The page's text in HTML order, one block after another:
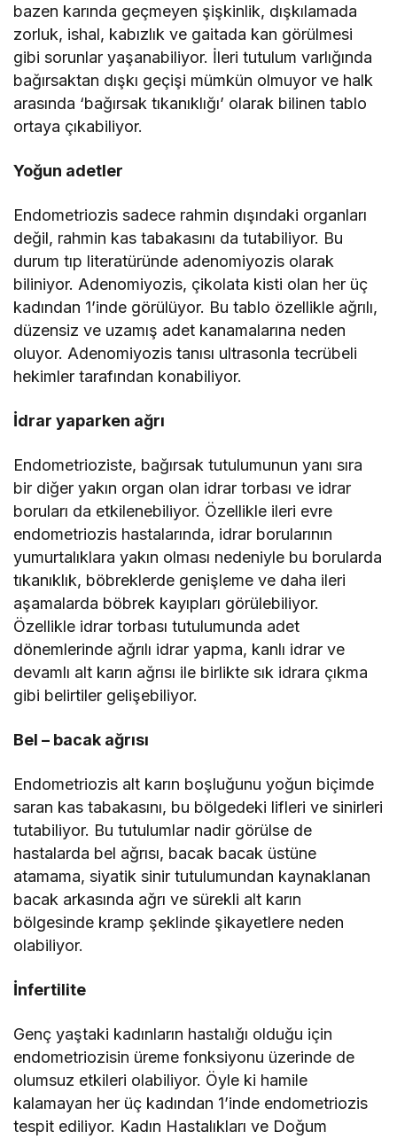
bazen karında geçmeyen şişkinlik, dışkılamada
zorluk, ishal, kabızlık ve gaitada kan görülmesi
gibi sorunlar yaşanabiliyor. İleri tutulum varlığında
bağırsaktan dışkı geçişi mümkün olmuyor ve halk
arasında ‘bağırsak tıkanıklığı’ olarak bilinen tablo
ortaya çıkabiliyor.
Yoğun adetler
Endometriozis sadece rahmin dışındaki organları
değil, rahmin kas tabakasını da tutabiliyor. Bu
durum tıp literatüründe adenomiyozis olarak
biliniyor. Adenomiyozis, çikolata kisti olan her üç
kadından 1’inde görülüyor. Bu tablo özellikle ağrılı,
düzensiz ve uzamış adet kanamalarına neden
oluyor. Adenomiyozis tanısı ultrasonla tecrübeli
hekimler tarafından konabiliyor.
İdrar yaparken ağrı
Endometrioziste, bağırsak tutulumunun yanı sıra
bir diğer yakın organ olan idrar torbası ve idrar
boruları da etkilenebiliyor. Özellikle ileri evre
endometriozis hastalarında, idrar borularının
yumurtalıklara yakın olması nedeniyle bu borularda
tıkanıklık, böbreklerde genişleme ve daha ileri
aşamalarda böbrek kayıpları görülebiliyor.
Özellikle idrar torbası tutulumunda adet
dönemlerinde ağrılı idrar yapma, kanlı idrar ve
devamlı alt karın ağrısı ile birlikte sık idrara çıkma
gibi belirtiler gelişebiliyor.
Bel – bacak ağrısı
Endometriozis alt karın boşluğunu yoğun biçimde
saran kas tabakasını, bu bölgedeki lifleri ve sinirleri
tutabiliyor. Bu tutulumlar nadir görülse de
hastalarda bel ağrısı, bacak bacak üstüne
atamama, siyatik sinir tutulumundan kaynaklanan
bacak arkasında ağrı ve sürekli alt karın
bölgesinde kramp şeklinde şikayetlere neden
olabiliyor.
İnfertilite
Genç yaştaki kadınların hastalığı olduğu için
endometriozisin üreme fonksiyonu üzerinde de
olumsuz etkileri olabiliyor. Öyle ki hamile
kalamayan her üç kadından 1’inde endometriozis
tespit ediliyor. Kadın Hastalıkları ve Doğum